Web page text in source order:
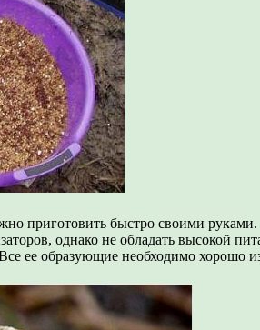
приготовить быстро своими
однако не обладать высокой
ее образующие необходимо хорошо